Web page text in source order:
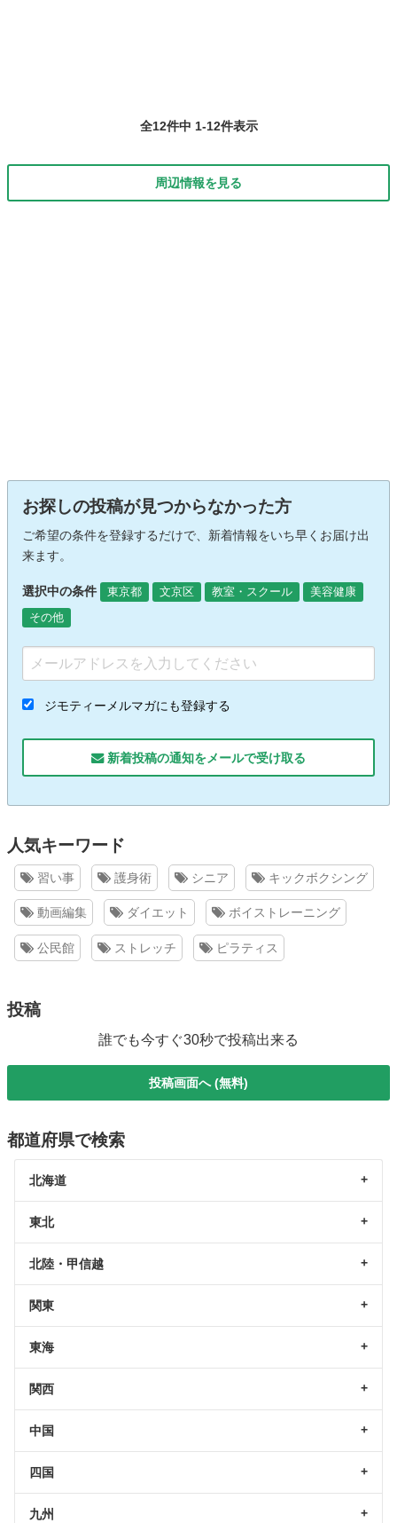
全12件中 1-12件表示
周辺情報を見る
お探しの投稿が見つからなかった方
ご希望の条件を登録するだけで、新着情報をいち早くお届け出
来ます。
選択中の条件 東京都 文京区 教室・スクール
美容健康
その他
ジモティーメルマガにも登録する
新着投稿の通知をメールで受け取る
人気キーワード
習い事 護身術 シニア キックボクシング
動画編集 ダイエット ボイストレーニング
公民館 ストレッチ ピラティス
投稿
誰でも今すぐ30秒で投稿出来る
投稿画面へ (無料)
都道府県で検索
北海道
東北
北陸・甲信越
関東
東海
関西
中国
四国
九州